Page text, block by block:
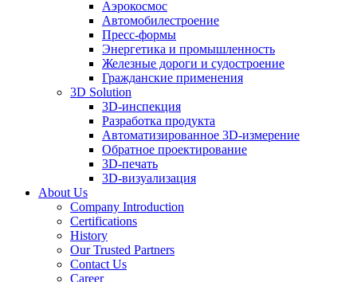
Аэрокосмос
Автомобилестроение
Пресс-формы
Энергетика и промышленность
Железные дороги и судостроение
Гражданские применения
3D Solution
3D-инспекция
Разработка продукта
Автоматизированное 3D-измерение
Обратное проектирование
3D-печать
3D-визуализация
About Us
Company Introduction
Certifications
History
Our Trusted Partners
Contact Us
Career